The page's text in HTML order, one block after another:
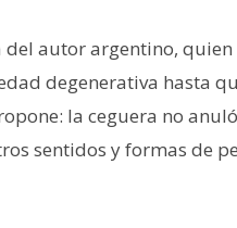
autor argentino,
degenerativa hasta
la ceguera no
sentidos y formas de